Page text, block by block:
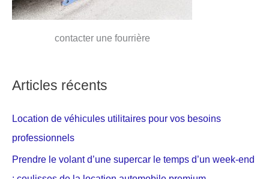
contacter une fourrière
Articles récents
Location de véhicules utilitaires pour vos besoins
professionnels
Prendre le volant d’une supercar le temps d’un week-end